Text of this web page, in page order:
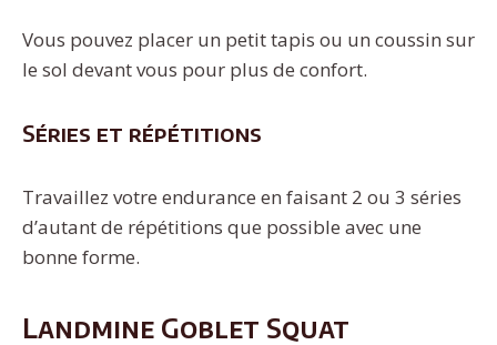
Vous pouvez placer un petit tapis ou un coussin sur
le sol devant vous pour plus de confort.
Séries et répétitions
Travaillez votre endurance en faisant 2 ou 3 séries
d’autant de répétitions que possible avec une
bonne forme.
Landmine Goblet Squat